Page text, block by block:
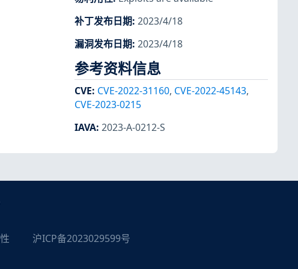
补丁发布日期: 2023/4/18
漏洞发布日期: 2023/4/18
参考资料信息
CVE: CVE-2022-31160, CVE-2022-45143,
CVE-2023-0215
IAVA: 2023-A-0212-S
沪ICP备2023029599号